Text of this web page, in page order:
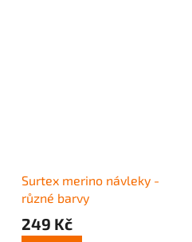
Surtex merino návleky -
různé barvy
249 Kč